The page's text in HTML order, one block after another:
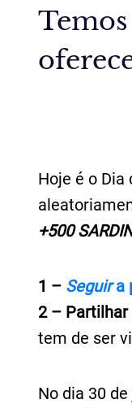
Hoje é o
+500
1 – Seguira
2 – Partilhar
tem de ser
No dia 30